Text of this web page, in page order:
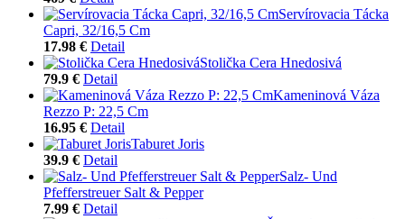
Servírovacia Tácka
Capri, 32/16,5 Cm
17.98 € Detail
Stolička Cera Hnedosivá
79.9 € Detail
Kameninová Váza
Rezzo P: 22,5 Cm
16.95 € Detail
Taburet Joris
39.9 € Detail
Salz- Und
Pfefferstreuer Salt & Pepper
7.99 € Detail